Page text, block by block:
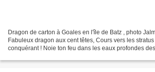
Dragon de carton à Goales en l'île de Batz , photo
Fabuleux dragon aux cent têtes, Cours vers les
conquérant ! Noie ton feu dans les eaux profondes des